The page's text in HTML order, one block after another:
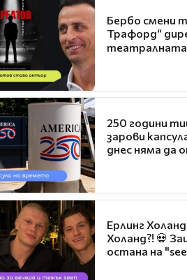
Бербо смени
Трафорд“
театралната
250 години
зарови
днес няма да
Ерлинг
Холанд?! 💀
остана на